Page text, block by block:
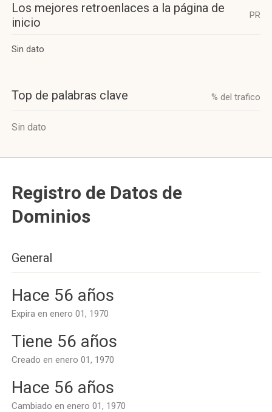
Los mejores retroenlaces a la página de
inicio
PR
Sin dato
Top de palabras clave % del trafico
Sin dato
Registro de Datos de
Dominios
General
Hace 56 años
Expira en enero 01, 1970
Tiene 56 años
Creado en enero 01, 1970
Hace 56 años
Cambiado en enero 01, 1970